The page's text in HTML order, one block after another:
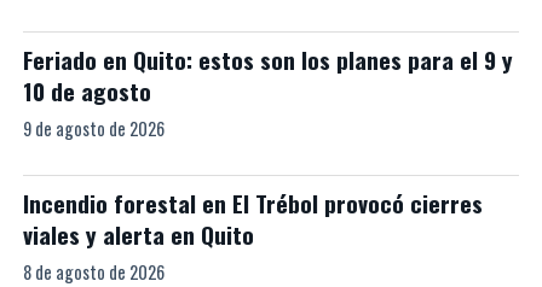
Feriado en Quito: estos son los planes para el 9 y
10 de agosto
9 de agosto de 2026
Incendio forestal en El Trébol provocó cierres
viales y alerta en Quito
8 de agosto de 2026